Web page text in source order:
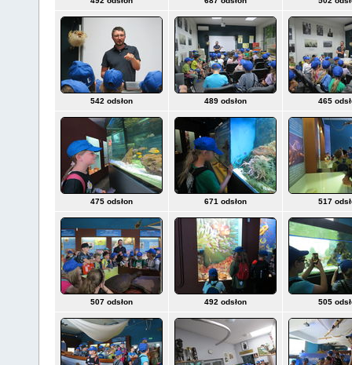
542 odsłon 489 odsłon 465
475 odsłon 671 odsłon 517
507 odsłon 492 odsłon 505